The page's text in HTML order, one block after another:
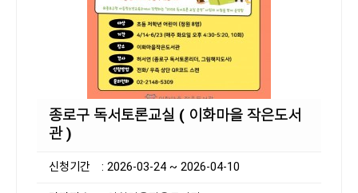
종로구 독서토론교실 ( 이화마을 작은도서
관 )
신청기간 : 2026-03-24 ~ 2026-04-10